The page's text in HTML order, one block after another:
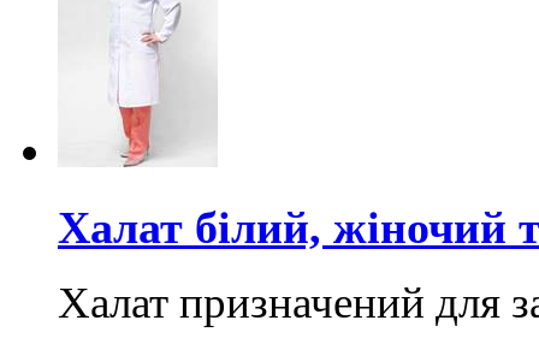
Халат білий, жіночий
Халат призначений для